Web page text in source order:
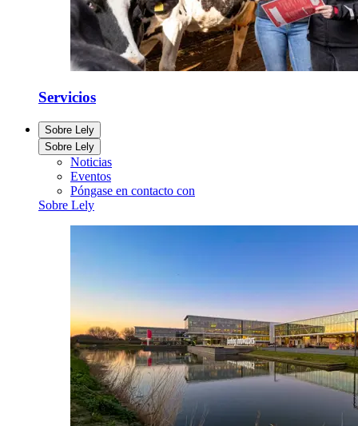
Servicios
Sobre Lely
Sobre Lely
Noticias
Eventos
Póngase en contacto con
Sobre Lely